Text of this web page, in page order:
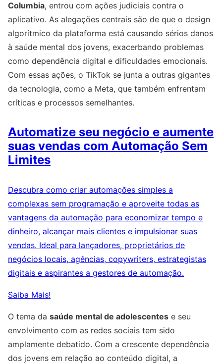
Columbia, entrou com ações judiciais contra o
aplicativo. As alegações centrais são de que o design
algorítmico da plataforma está causando sérios danos
à saúde mental dos jovens, exacerbando problemas
como dependência digital e dificuldades emocionais.
Com essas ações, o TikTok se junta a outras gigantes
da tecnologia, como a Meta, que também enfrentam
críticas e processos semelhantes.
Automatize seu negócio e aumente
suas vendas com Automação Sem
Limites
Descubra como criar automações simples a
complexas sem programação e aproveite todas as
vantagens da automação para economizar tempo e
dinheiro, alcançar mais clientes e impulsionar suas
vendas. Ideal para lançadores, proprietários de
negócios locais, agências, copywriters, estrategistas
digitais e aspirantes a gestores de automação.
Saiba Mais!
O tema da saúde mental de adolescentes e seu
envolvimento com as redes sociais tem sido
amplamente debatido. Com a crescente dependência
dos jovens em relação ao conteúdo digital, a